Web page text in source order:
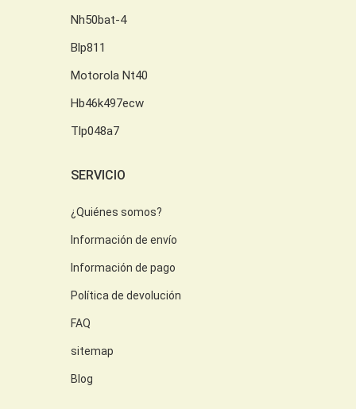
Nh50bat-4
Blp811
Motorola Nt40
Hb46k497ecw
Tlp048a7
SERVICIO
¿Quiénes somos?
Información de envío
Información de pago
Política de devolución
FAQ
sitemap
Blog